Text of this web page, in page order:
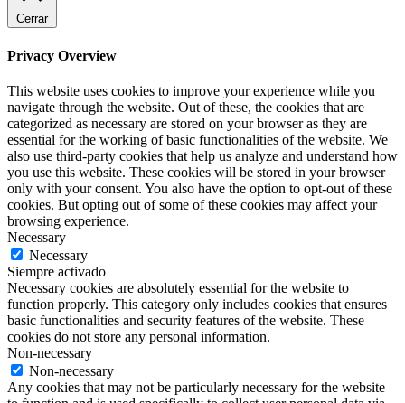
Cerrar
Privacy Overview
This website uses cookies to improve your experience while you
navigate through the website. Out of these, the cookies that are
categorized as necessary are stored on your browser as they are
essential for the working of basic functionalities of the website. We
also use third-party cookies that help us analyze and understand how
you use this website. These cookies will be stored in your browser
only with your consent. You also have the option to opt-out of these
cookies. But opting out of some of these cookies may affect your
browsing experience.
Necessary
Necessary
Siempre activado
Necessary cookies are absolutely essential for the website to
function properly. This category only includes cookies that ensures
basic functionalities and security features of the website. These
cookies do not store any personal information.
Non-necessary
Non-necessary
Any cookies that may not be particularly necessary for the website